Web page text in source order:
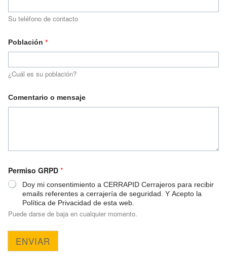
Su teléfono de contacto
Población *
¿Cuál es su población?
Comentario o mensaje
Permiso GRPD *
Doy mi consentimiento a CERRAPID Cerrajeros para recibir
emails referentes a cerrajería de seguridad. Y Acepto la
Política de Privacidad de esta web.
Puede darse de baja en cualquier momento.
ENVIAR